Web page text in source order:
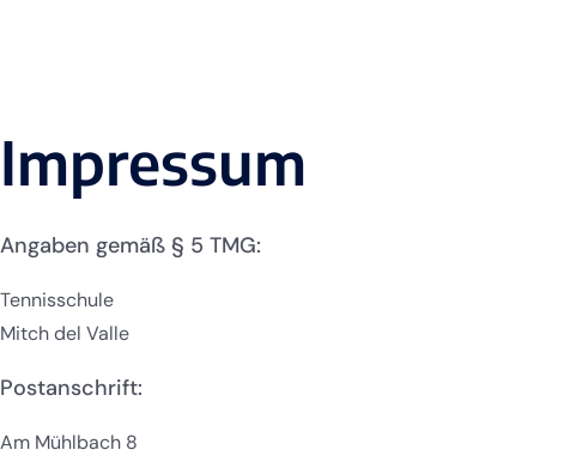
Impressum
Angaben gemäß § 5 TMG:
Tennisschule
Mitch del Valle
Postanschrift:
Am Mühlbach 8